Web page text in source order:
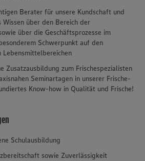
Berater für unsere Kundschaft und
über den Bereich der
über die Geschäftsprozesse im
Schwerpunkt auf den
Zusatzausbildung zum Frischespezialisten
Seminartagen in unserer Frische-
Know-how in Qualität und Frische!
Schulausbildung
sowie Zuverlässigkeit